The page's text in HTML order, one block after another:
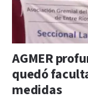
AGMER
quedó
medidas